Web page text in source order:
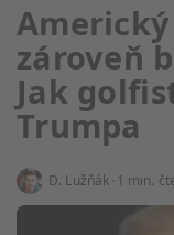
zároveň
Jak
Trumpa
D. Lužňák 1 min.